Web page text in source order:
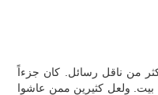
من ناقل رسائل. كان جزءاً
ولعل كثيرين ممن عاشوا